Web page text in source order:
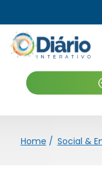
Home / Social &